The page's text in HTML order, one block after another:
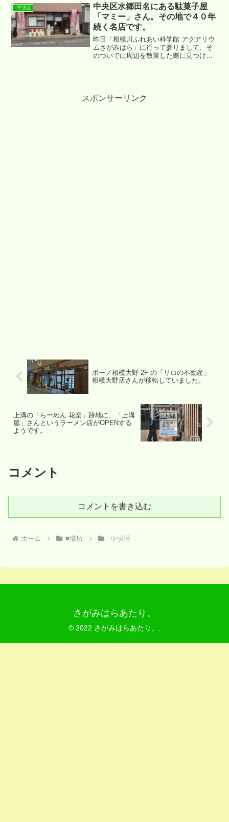
- 中央区
中央区水郷田名にある駄菓子屋
「マミー」さん。その地で４０年
続く名店です。
昨日「相模川ふれあい科学館 アクアリウ
ムさがみはら」に行って参りまして、そ
のついでに周辺を散策した際に見つけた
スポンサーリンク
ボーノ相模大野 2F の「リロの不動産」
相模大野店さんが移転していました。
上溝の「らーめん 花楽」跡地に、「上溝
屋」さんというラーメン店がOPENする
ようです。
コメント
コメントを書き込む
ホーム ■場所 - 中央区
さがみはらあたり。
© 2022 さがみはらあたり。.